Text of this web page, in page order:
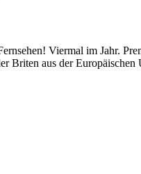
Viermal im Jahr.
Briten aus der Europäischen